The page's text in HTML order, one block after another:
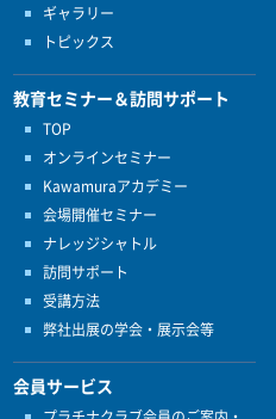
ギャラリー
トピックス
教育セミナー＆訪問サポート
TOP
オンラインセミナー
Kawamuraアカデミー
会場開催セミナー
ナレッジシャトル
訪問サポート
受講方法
弊社出展の学会・展示会等
会員サービス